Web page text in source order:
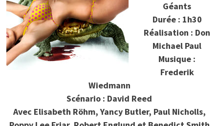
Géants
Durée : 1h30
Réalisation : Don
Michael Paul
Musique :
Frederik
Wiedmann
Scénario : David Reed
Avec Elisabeth Röhm, Yancy Butler, Paul Nicholls,